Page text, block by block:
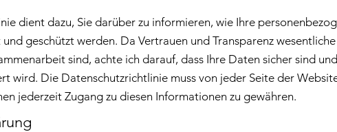
dient dazu, Sie darüber zu informieren, wie Ihre
geschützt werden. Da Vertrauen und Transparenz wesentliche
sind, achte ich darauf, dass Ihre Daten sicher sind
wird. Die Datenschutzrichtlinie muss von jeder Seite der
jederzeit Zugang zu diesen Informationen zu gewähren.